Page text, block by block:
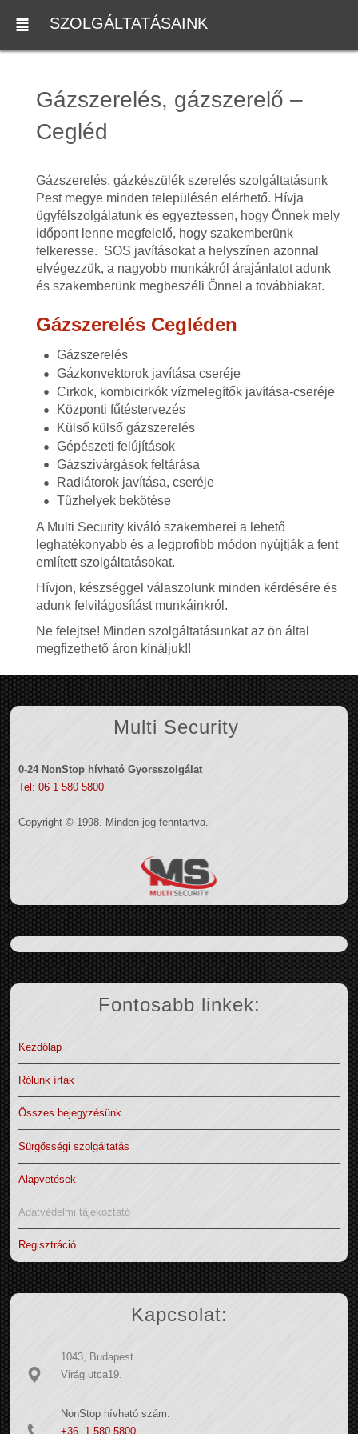
SZOLGÁLTATÁSAINK
Gázszerelés, gázszerelő –
Cegléd
Gázszerelés, gázkészülék szerelés szolgáltatásunk
Pest megye minden településén elérhető. Hívja
ügyfélszolgálatunk és egyeztessen, hogy Önnek mely
időpont lenne megfelelő, hogy szakemberünk
felkeresse. SOS javításokat a helyszínen azonnal
elvégezzük, a nagyobb munkákról árajánlatot adunk
és szakemberünk megbeszéli Önnel a továbbiakat.
Gázszerelés Cegléden
Gázszerelés
Gázkonvektorok javítása cseréje
Cirkok, kombicirkók vízmelegítők javítása-cseréje
Központi fűtéstervezés
Külső külső gázszerelés
Gépészeti felújítások
Gázszivárgások feltárása
Radiátorok javítása, cseréje
Tűzhelyek bekötése
A Multi Security kiváló szakemberei a lehető
leghatékonyabb és a legprofibb módon nyújtják a fent
említett szolgáltatásokat.
Hívjon, készséggel válaszolunk minden kérdésére és
adunk felvilágosítást munkáinkról.
Ne felejtse! Minden szolgáltatásunkat az ön által
megfizethető áron kínáljuk!!
Multi Security
0-24 NonStop hívható Gyorsszolgálat
Tel: 06 1 580 5800
Copyright © 1998. Minden jog fenntartva.
Fontosabb linkek:
Kezdőlap
Rólunk írták
Összes bejegyzésünk
Sürgősségi szolgáltatás
Alapvetések
Adatvédelmi tájékoztató
Regisztráció
Kapcsolat:
1043, Budapest
Virág utca19.
NonStop hívható szám:
+36 1 580 5800